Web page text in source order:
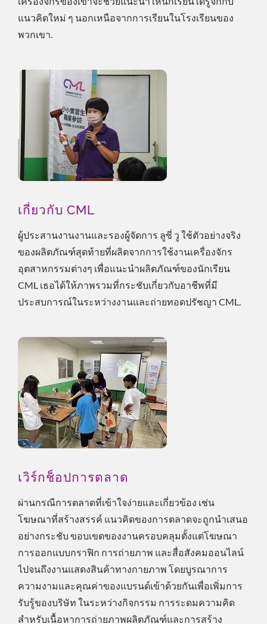
แนวคิดใหม่ ๆ นอกเหนือจากการเรียนในโรงเรียนของ
พวกเขา.
เกี่ยวกับ CML
ผู้ประสานงานงานและรองผู้จัดการ ลูซี่ วู ใช้ตัวอย่างจริง
ของผลิตภัณฑ์สุดท้ายที่ผลิตจากการใช้งานเครื่องจักร
อุตสาหกรรมต่างๆ เพื่อแนะนำผลิตภัณฑ์ของนักเรียน
CML เธอได้ให้ภาพรวมที่กระชับเกี่ยวกับอาชีพที่มี
ประสบการณ์ในระหว่างงานและถ่ายทอดปรัชญา CML.
เวิร์กช็อปการตลาด
ผ่านกรณีการตลาดที่เข้าใจง่ายและเกี่ยวข้อง เช่น
โฆษณาที่สร้างสรรค์ แนวคิดของการตลาดจะถูกนำเสนอ
อย่างกระชับ ขอบเขตของงานครอบคลุมตั้งแต่โฆษณา
การออกแบบกราฟิก การถ่ายภาพ และสื่อสังคมออนไลน์
ไปจนถึงงานแสดงสินค้าทางกายภาพ โดยบูรณาการ
ความงามและคุณค่าของแบรนด์เข้าด้วยกันเพื่อเพิ่มการ
รับรู้ของบริษัท ในระหว่างกิจกรรม การระดมความคิด
สำหรับเนื้อหาการถ่ายภาพผลิตภัณฑ์และการสร้าง